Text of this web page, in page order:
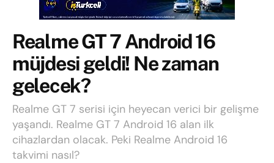
Realme GT 7 Android 16
müjdesi geldi! Ne zaman
gelecek?
Realme GT 7 serisi için heyecan verici bir gelişme
yaşandı. Realme GT 7 Android 16 alan ilk
cihazlardan olacak. Peki Realme Android 16
takvimi nasıl?